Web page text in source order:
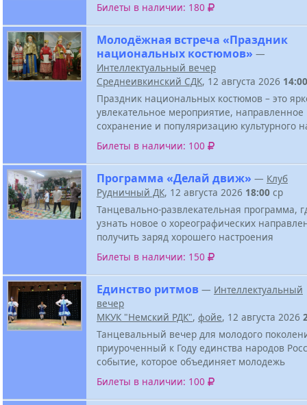
Билеты в наличии: 180
Молодёжная встреча «Праздник
национальных костюмов» —
Интеллектуальный вечер
Среднеивкинский СДК, 12 августа 2026 14:00
Праздник национальных костюмов – это
увлекательное мероприятие, направленное
сохранение и популяризацию культурного
Билеты в наличии: 100
Программа «Делай движ» — Клуб
Рудничный ДК, 12 августа 2026 18:00 ср
Танцевально-развлекательная программа,
узнать новое о хореографических
получить заряд хорошего настроения
Билеты в наличии: 150
Единство ритмов — Интеллектуальный
вечер
МКУК "Немский РДК", фойе, 12 августа 2026
Танцевальный вечер для молодого
приуроченный к Году единства народов
событие, которое объединяет молодежь
Билеты в наличии: 100